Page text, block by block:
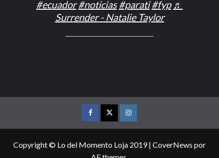
#ecuador #noticias #parati #fyp ♬
Surrender - Natalie Taylor
FACEBOOK
TWITTERINSTAGRAM
Copyright © Lo del Momento Loja 2019| CoverNews por